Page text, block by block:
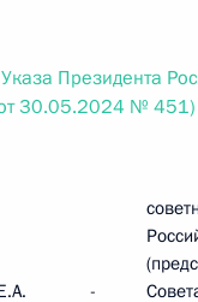
Президента
30.05.2024 № 451)
-